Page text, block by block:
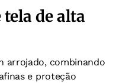
de alta
arrojado, combinando
e proteção